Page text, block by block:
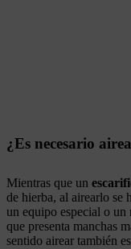
¿Es necesario
Mientras que un
de hierba, al airearlo se
un equipo especial o
que presenta manchas
sentido airear también